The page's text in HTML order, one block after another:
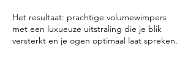
Het resultaat: prachtige volumewimpers
met een luxueuze uitstraling die je blik
versterkt en je ogen optimaal laat spreken.